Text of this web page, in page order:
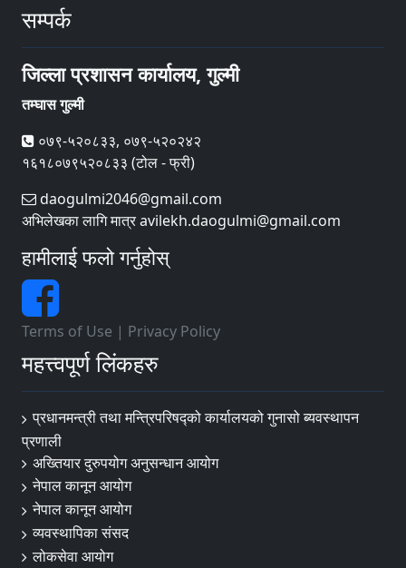
सम्पर्क
जिल्ला प्रशासन कार्यालय, गुल्मी
तम्घास गुल्मी
०७९-५२०८३३, ०७९-५२०२४२
१६१८०७९५२०८३३ (टोल - फ्री)
daogulmi2046@gmail.com
अभिलेखका लागि मात्र avilekh.daogulmi@gmail.com
हामीलाई फलो गर्नुहोस्
Terms of Use | Privacy Policy
महत्त्वपूर्ण लिंकहरु
प्रधानमन्त्री तथा मन्त्रिपरिषद्को कार्यालयको गुनासो ब्यवस्थापन
प्रणाली
अख्तियार दुरुपयोग अनुसन्धान आयोग
नेपाल कानून आयोग
नेपाल कानून आयोग
व्यवस्थापिका संसद
लोकसेवा आयोग